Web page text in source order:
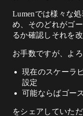
Lumenでは様々な
め、そのどれがゴ
るか確認しそれを
お手数ですが、よ
現在のスケーラ
設定
可能ならばゴー
をシェアしていた